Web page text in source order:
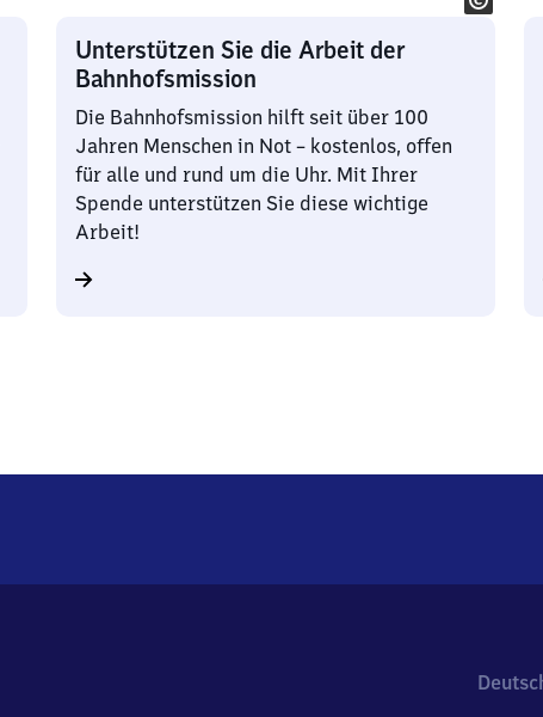
Unterstützen Sie die Arbeit der
Bahnhofsmission
Die Bahnhofsmission hilft seit über 100
Jahren Menschen in Not – kostenlos, offen
für alle und rund um die Uhr. Mit Ihrer
Spende unterstützen Sie diese wichtige
Arbeit!